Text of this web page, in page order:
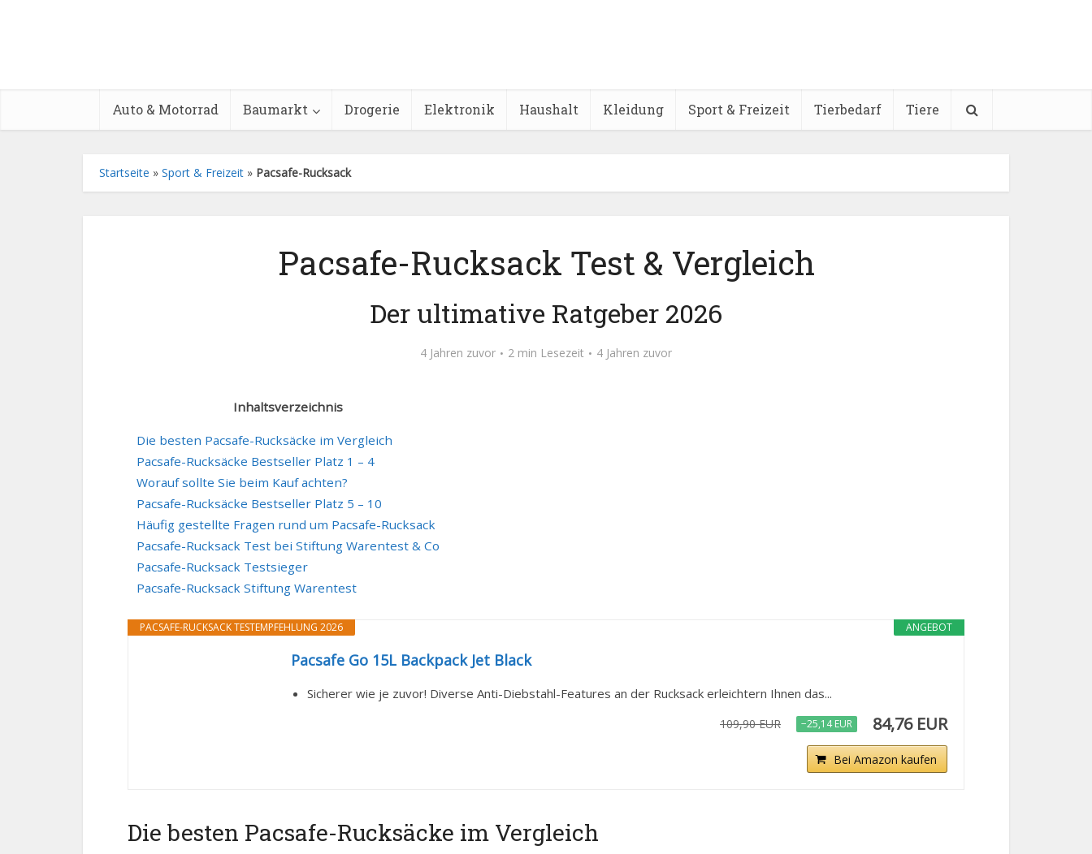
Auto & Motorrad Baumarkt Drogerie Elektronik Haushalt Kleidung Sport & Freizeit Tierbedarf Tiere
Startseite » Sport & Freizeit » Pacsafe-Rucksack
Pacsafe-Rucksack Test & Vergleich
Der ultimative Ratgeber 2026
4 Jahren zuvor 2 min Lesezeit 4 Jahren zuvor
Inhaltsverzeichnis
Die besten Pacsafe-Rucksäcke im Vergleich
Pacsafe-Rucksäcke Bestseller Platz 1 – 4
Worauf sollte Sie beim Kauf achten?
Pacsafe-Rucksäcke Bestseller Platz 5 – 10
Häufig gestellte Fragen rund um Pacsafe-Rucksack
Pacsafe-Rucksack Test bei Stiftung Warentest & Co
Pacsafe-Rucksack Testsieger
Pacsafe-Rucksack Stiftung Warentest
ANGEBOT
PACSAFE-RUCKSACK TESTEMPFEHLUNG 2026
Pacsafe Go 15L Backpack Jet Black
Sicherer wie je zuvor! Diverse Anti-Diebstahl-Features an der Rucksack erleichtern Ihnen das...
109,90 EUR −25,14 EUR 84,76 EUR
Bei Amazon kaufen
Die besten Pacsafe-Rucksäcke im Vergleich